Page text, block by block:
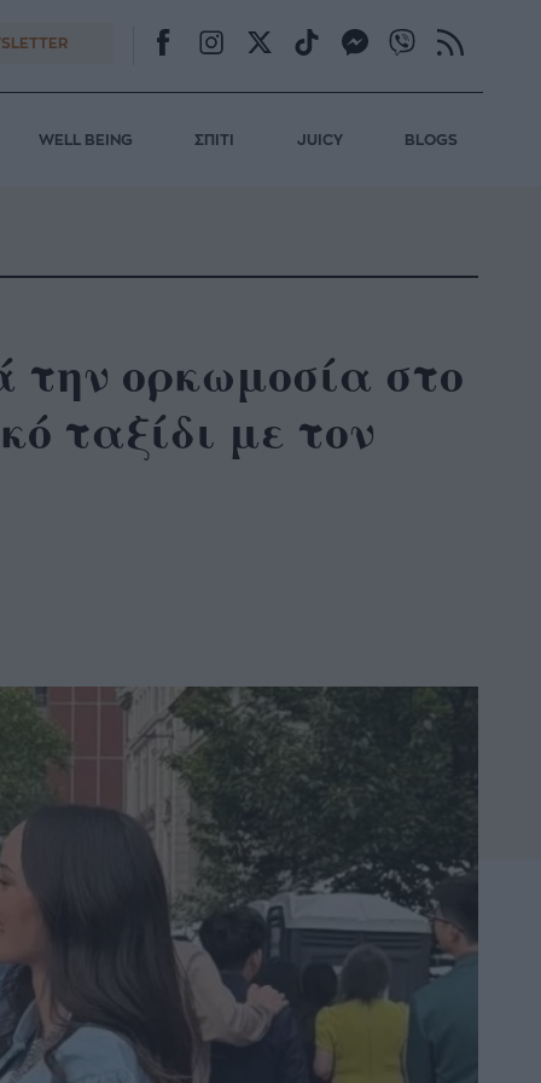
WELL BEING ΣΠΙΤΙ JUICY BLOGS
ορκωμοσία στο
ταξίδι με τον